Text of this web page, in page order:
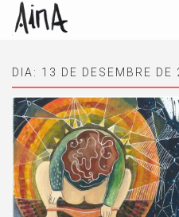
DIA: 13 DE DESEMBRE DE